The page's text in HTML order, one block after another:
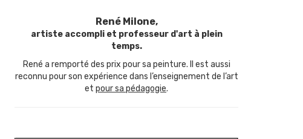
René Milone,
artiste accompli et professeur d'art à plein
temps.
René a remporté des prix pour sa peinture. Il est aussi
reconnu pour son expérience dans l’enseignement de l’art
et pour sa pédagogie.